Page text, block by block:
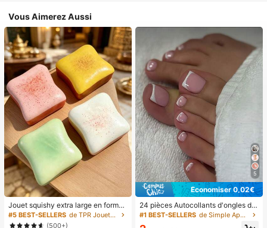
Vous Aimerez Aussi
Jouet squishy extra large en forme
de toast, jouet anti-stress super do
ux en beurre de toast, disponible en
#5 BEST-SELLERS
de TPR Jouets amusants et fantaisie pour adolescen
(500+)
5
Économiser 0,02€
24 pièces Autocollants d'ongles d'o
rteil carrés pour créer de nouveaux
designs d'ongles ! Base nude rétro
#1 BEST-SELLERS de Simple Appuyez sur les faux ongles